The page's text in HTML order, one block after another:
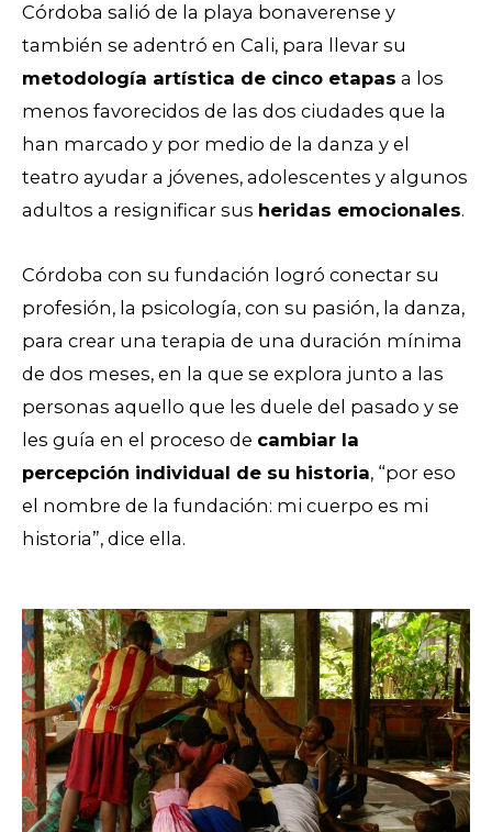
Córdoba salió de la playa bonaverense y
también se adentró en Cali, para llevar su
metodología artística de cinco etapas a los
menos favorecidos de las dos ciudades que la
han marcado y por medio de la danza y el
teatro ayudar a jóvenes, adolescentes y algunos
adultos a resignificar sus heridas emocionales.
Córdoba con su fundación logró conectar su
profesión, la psicología, con su pasión, la danza,
para crear una terapia de una duración mínima
de dos meses, en la que se explora junto a las
personas aquello que les duele del pasado y se
les guía en el proceso de cambiar la
percepción individual de su historia, “por eso
el nombre de la fundación: mi cuerpo es mi
historia”, dice ella.